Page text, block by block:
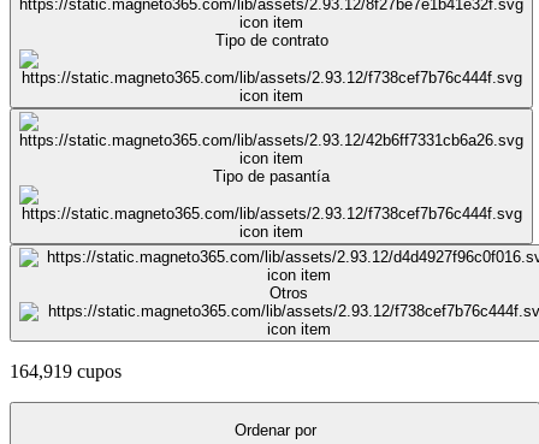
Tipo de contrato
Tipo de pasantía
Otros
164,919 cupos
Ordenar por